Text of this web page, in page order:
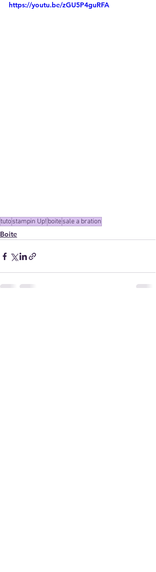
https://youtu.be/zGU5P4guRFA
tutostampin Up! boitesale a bration
Boite